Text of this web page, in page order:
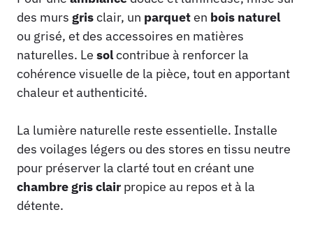
des murs grisclair, un parqueten bois naturel
ou grisé, et des accessoires en matières
naturelles. Le solcontribue à renforcer la
cohérence visuelle de la pièce, tout en apportant
chaleur et authenticité.
La lumière naturelle reste essentielle. Installe
des voilages légers ou des stores en tissu neutre
pour préserver la clarté tout en créant une
chambregrisclair propice au repos et à la
détente.